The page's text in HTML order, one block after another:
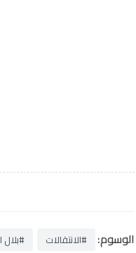
الوسوم: #الانتقالات